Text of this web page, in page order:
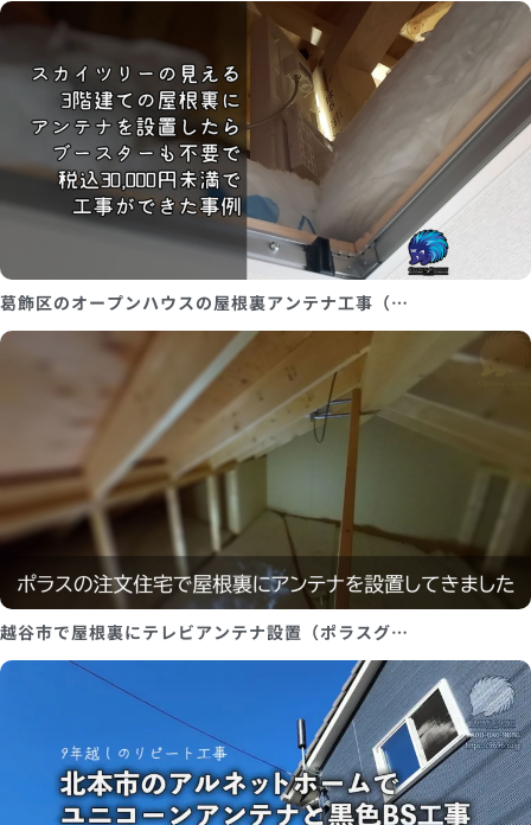
葛飾区のオープンハウスの屋根裏アンテナ工事（…
越谷市で屋根裏にテレビアンテナ設置（ポラスグ…